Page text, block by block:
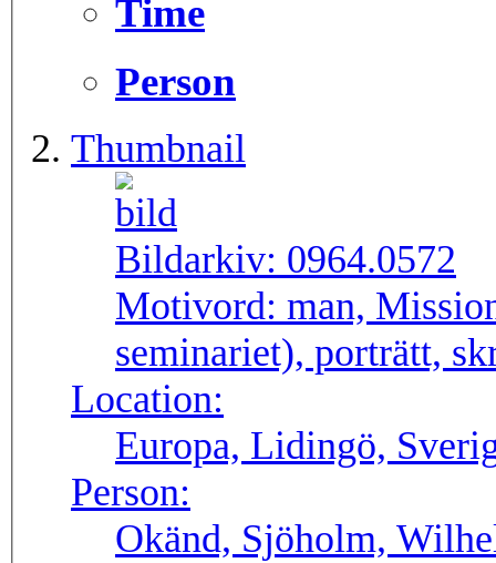
Time
Person
Thumbnail
Bildarkiv: 0964.0572
Motivord: man,
seminariet), porträtt,
Location:
Europa, Lidingö,
Person:
Okänd, Sjöholm,